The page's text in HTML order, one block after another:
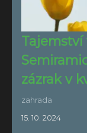
Tajemství
zázrak v
zahrada
15. 10. 2024